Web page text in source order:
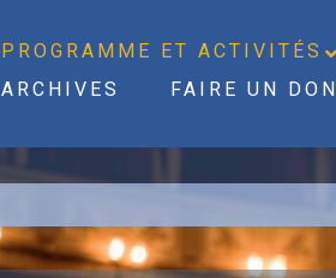
PROGRAMME ET ACTIVITÉS
ARCHIVES
FAIRE UN DON